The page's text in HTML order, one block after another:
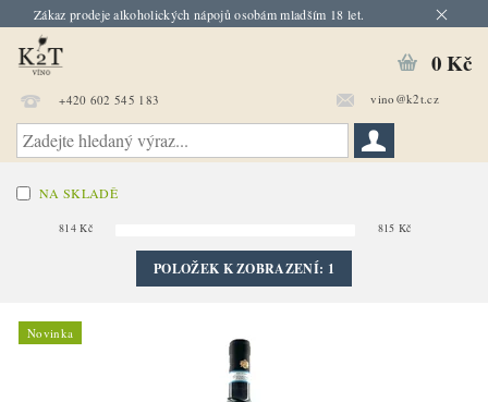
Zákaz prodeje alkoholických nápojů osobám mladším 18 let.
+420 602 545 183 vino@k2t.cz
0 Kč
NA SKLADĚ
814 Kč 815 Kč
POLOŽEK K ZOBRAZENÍ: 1
Novinka